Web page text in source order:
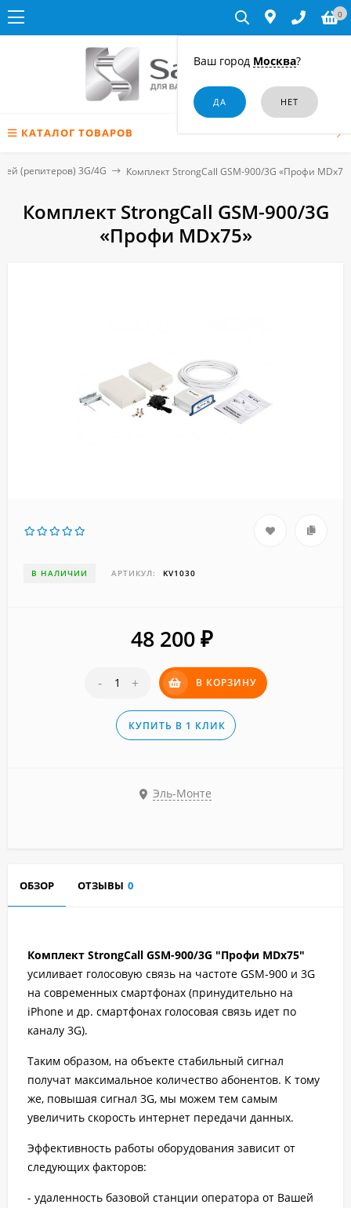
Ваш город Москва?
0
КАТАЛОГ ТОВАРОВ
(репитеров) 3G/4G Комплект StrongCall GSM-900/3G «Профи
Комплект StrongCall GSM-900/3G
«Профи MDх75»
В НАЛИЧИИ АРТИКУЛ: KV1030
48 200 ₽
- + В КОРЗИНУ
КУПИТЬ В 1 КЛИК
Эль-Монте
ОБЗОР ОТЗЫВЫ 0
Комплект StrongCall GSM-900/3G "Профи MDх75"
усиливает голосовую связь на частоте GSM-900 и 3G
на современных смартфонах (принудительно на
iPhone и др. смартфонах голосовая связь идет по
каналу 3G).
Таким образом, на объекте стабильный сигнал
получат максимальное количество абонентов. К тому
же, повышая сигнал 3G, мы можем тем самым
увеличить скорость интернет передачи данных.
Эффективность работы оборудования зависит от
следующих факторов:
- удаленность базовой станции оператора от Вашей